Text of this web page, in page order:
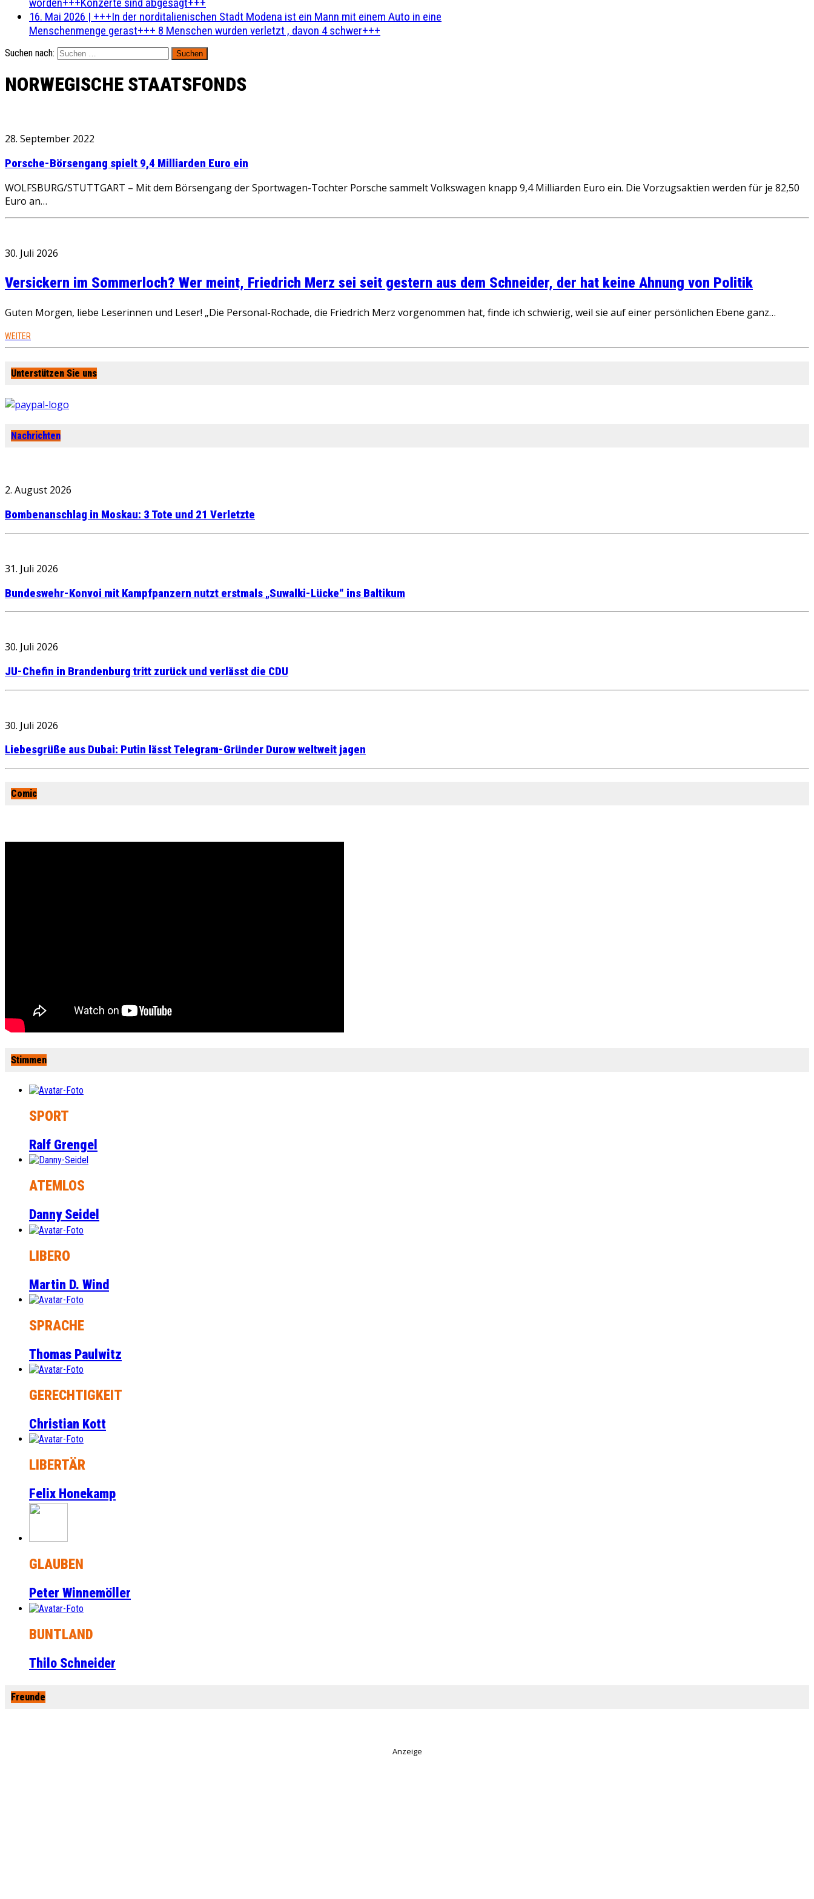
16. Mai 2026 | +++In der norditalienischen Stadt Modena ist ein Mann mit einem Auto in eine
Menschenmenge gerast+++ 8 Menschen wurden verletzt , davon 4 schwer+++
Suchen nach:
NORWEGISCHE STAATSFONDS
28. September 2022
Porsche-Börsengang spielt 9,4 Milliarden Euro ein
WOLFSBURG/STUTTGART – Mit dem Börsengang der Sportwagen-Tochter Porsche sammelt Volkswagen knapp 9,4 Milliarden Euro ein. Die Vorzugsaktien werden für je 82,50
Euro an…
30. Juli 2026
Versickern im Sommerloch? Wer meint, Friedrich Merz sei seit gestern aus dem Schneider, der hat keine Ahnung von Politik
Guten Morgen, liebe Leserinnen und Leser! „Die Personal-Rochade, die Friedrich Merz vorgenommen hat, finde ich schwierig, weil sie auf einer persönlichen Ebene ganz…
WEITER
Unterstützen Sie uns
Nachrichten
2. August 2026
Bombenanschlag in Moskau: 3 Tote und 21 Verletzte
31. Juli 2026
Bundeswehr-Konvoi mit Kampfpanzern nutzt erstmals „Suwalki-Lücke“ ins Baltikum
30. Juli 2026
JU-Chefin in Brandenburg tritt zurück und verlässt die CDU
30. Juli 2026
Liebesgrüße aus Dubai: Putin lässt Telegram-Gründer Durow weltweit jagen
Comic
Stimmen
SPORT
Ralf Grengel
ATEMLOS
Danny Seidel
LIBERO
Martin D. Wind
SPRACHE
Thomas Paulwitz
GERECHTIGKEIT
Christian Kott
LIBERTÄR
Felix Honekamp
GLAUBEN
Peter Winnemöller
BUNTLAND
Thilo Schneider
Freunde
Anzeige